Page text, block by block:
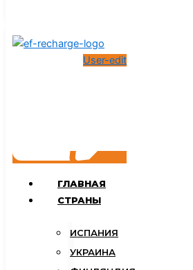
User-edit
ГЛАВНАЯ
СТРАНЫ
ИСПАНИЯ
УКРАИНА